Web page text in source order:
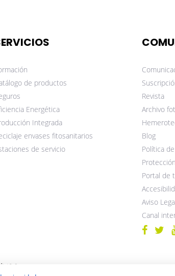
de productos
Energética
Integrada
envases fitosanitarios
de servicio
Revista
Archivo
Blog
Política
Portal de
Aviso
Canal